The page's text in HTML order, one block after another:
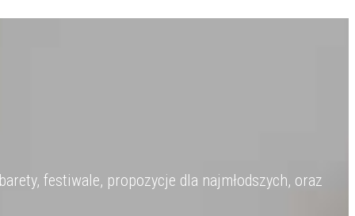
festiwale, propozycje dla najmłodszych, oraz